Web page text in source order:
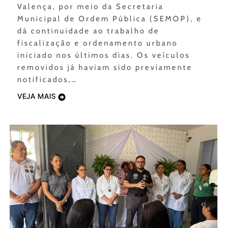
Valença, por meio da Secretaria
Municipal de Ordem Pública (SEMOP), e
dá continuidade ao trabalho de
fiscalização e ordenamento urbano
iniciado nos últimos dias. Os veículos
removidos já haviam sido previamente
notificados,…
VEJA MAIS